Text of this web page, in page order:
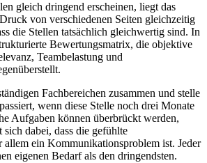
gleich dringend erscheinen, liegt das
von verschiedenen Seiten gleichzeitig
die Stellen tatsächlich gleichwertig sind. In
Bewertungsmatrix, die objektive
Teambelastung und
Fachbereichen zusammen und stelle
wenn diese Stelle noch drei Monate
Aufgaben können überbrückt werden,
dabei, dass die gefühlte
ein Kommunikationsproblem ist. Jeder
eigenen Bedarf als den dringendsten.